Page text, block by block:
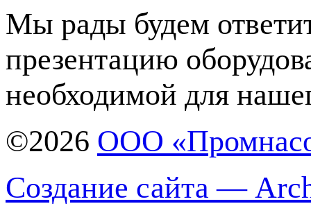
Мы рады будем
презентацию
необходимой для
©2026 ООО
Создание сайта —